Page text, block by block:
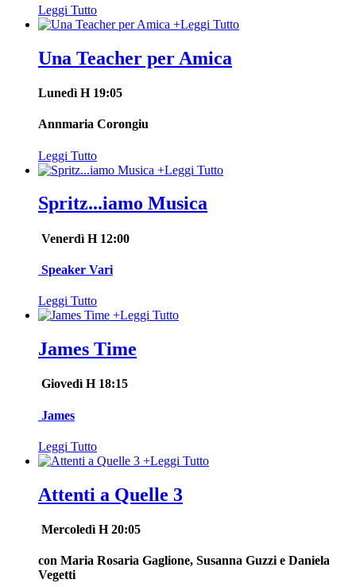
Leggi Tutto
+Leggi Tutto
Una Teacher per Amica
Lunedì H 19:05
Annmaria Corongiu
Leggi Tutto
+Leggi Tutto
Spritz...iamo Musica
Venerdì H 12:00
Speaker Vari
Leggi Tutto
+Leggi Tutto
James Time
Giovedì H 18:15
James
Leggi Tutto
+Leggi Tutto
Attenti a Quelle 3
Mercoledì H 20:05
con Maria Rosaria Gaglione, Susanna Guzzi e Daniela
Vegetti